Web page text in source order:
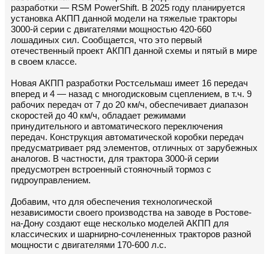
разработки — RSM PowerShift. В 2025 году планируется
установка АКПП данной модели на тяжелые тракторы
3000-й серии с двигателями мощностью 420-660
лошадиных сил. Сообщается, что это первый
отечественный проект АКПП данной схемы и пятый в мире
в своем классе.
Новая АКПП разработки Ростсельмаш имеет 16 передач
вперед и 4 — назад с многодисковым сцеплением, в т.ч. 9
рабочих передач от 7 до 20 км/ч, обеспечивает диапазон
скоростей до 40 км/ч, обладает режимами
принудительного и автоматического переключения
передач. Конструкция автоматической коробки передач
предусматривает ряд элементов, отличных от зарубежных
аналогов. В частности, для трактора 3000-й серии
предусмотрен встроенный стояночный тормоз с
гидроуправлением.
Добавим, что для обеспечения технологической
независимости своего производства на заводе в Ростове-
на-Дону создают еще несколько моделей АКПП для
классических и шарнирно-сочлененных тракторов разной
мощности с двигателями 170-600 л.с.